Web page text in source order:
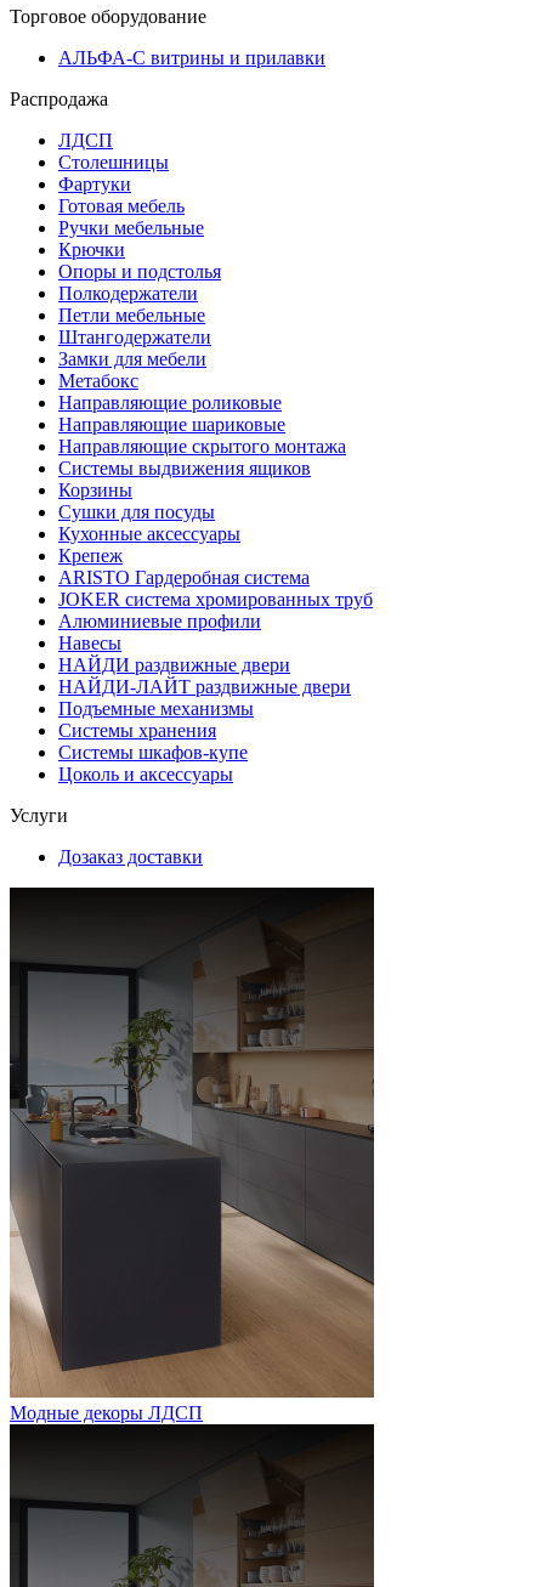
Торговое оборудование
АЛЬФА-С витрины и прилавки
Распродажа
ЛДСП
Столешницы
Фартуки
Готовая мебель
Ручки мебельные
Крючки
Опоры и подстолья
Полкодержатели
Петли мебельные
Штангодержатели
Замки для мебели
Метабокс
Направляющие роликовые
Направляющие шариковые
Направляющие скрытого монтажа
Системы выдвижения ящиков
Корзины
Сушки для посуды
Кухонные аксессуары
Крепеж
ARISTO Гардеробная система
JOKER система хромированных труб
Алюминиевые профили
Навесы
НАЙДИ раздвижные двери
НАЙДИ-ЛАЙТ раздвижные двери
Подъемные механизмы
Системы хранения
Системы шкафов-купе
Цоколь и аксессуары
Услуги
Дозаказ доставки
Модные декоры ЛДСП